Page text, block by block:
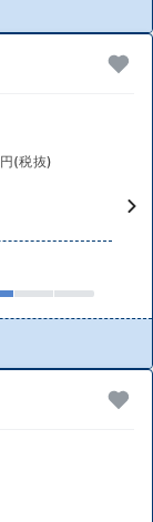
円(税抜)